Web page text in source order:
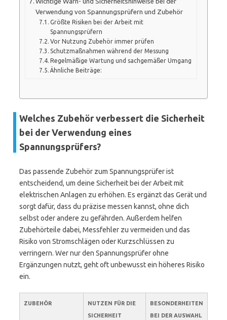
Verwendung von Spannungsprüfern und Zubehör
Größte Risiken bei der Arbeit mit
Spannungsprüfern
Vor Nutzung Zubehör immer prüfen
Schutzmaßnahmen während der Messung
Regelmäßige Wartung und sachgemäßer Umgang
Ähnliche Beiträge:
Welches Zubehör verbessert die Sicherheit
bei der Verwendung eines
Spannungsprüfers?
Das passende Zubehör zum Spannungsprüfer ist
entscheidend, um deine Sicherheit bei der Arbeit mit
elektrischen Anlagen zu erhöhen. Es ergänzt das Gerät und
sorgt dafür, dass du präzise messen kannst, ohne dich
selbst oder andere zu gefährden. Außerdem helfen
Zubehörteile dabei, Messfehler zu vermeiden und das
Risiko von Stromschlägen oder Kurzschlüssen zu
verringern. Wer nur den Spannungsprüfer ohne
Ergänzungen nutzt, geht oft unbewusst ein höheres Risiko
ein.
ZUBEHÖR
NUTZEN FÜR DIE
SICHERHEIT
BESONDERHEITEN
BEI DER AUSWAHL